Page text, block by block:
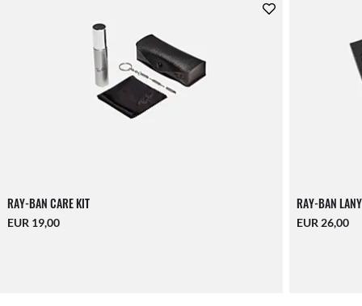
RAY-BAN CARE KIT
EUR 19,00
RAY-BAN
EUR 26,00